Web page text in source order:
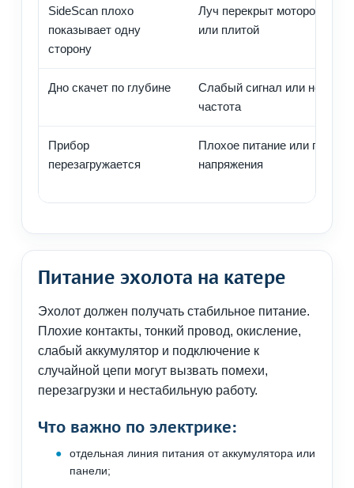
SideScan плохо
показывает одну
сторону
Луч перекрыт мотором,
или плитой
Дно скачет по глубине
Слабый сигнал или
частота
Прибор
перезагружается
Плохое питание или
напряжения
Питание эхолота на катере
Эхолот должен получать стабильное питание.
Плохие контакты, тонкий провод, окисление,
слабый аккумулятор и подключение к
случайной цепи могут вызвать помехи,
перезагрузки и нестабильную работу.
Что важно по электрике:
отдельная линия питания от аккумулятора или
панели;